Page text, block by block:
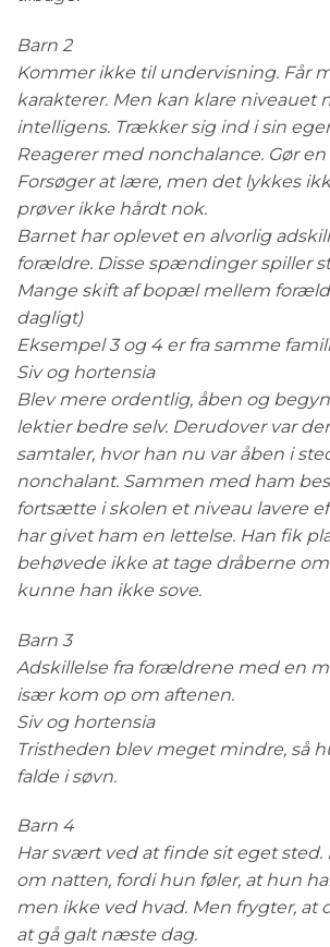
Barn 2
Kommer ikke til undervisning. Får
karakterer. Men kan klare niveauet
intelligens. Trækker sig ind i sin
Reagerer med nonchalance. Gør en
Forsøger at lære, men det lykkes
prøver ikke hårdt nok.
Barnet har oplevet en alvorlig
forældre. Disse spændinger spiller
Mange skift af bopæl mellem
dagligt)
Eksempel 3 og 4 er fra samme
Siv og hortensia
Blev mere ordentlig, åben og
lektier bedre selv. Derudover var
samtaler, hvor han nu var åben i
nonchalant. Sammen med ham
fortsætte i skolen et niveau lavere
har givet ham en lettelse. Han fik
behøvede ikke at tage dråberne om
kunne han ikke sove.
Barn 3
Adskillelse fra forældrene med en
især kom op om aftenen.
Siv og hortensia
Tristheden blev meget mindre, så
falde i søvn.
Barn 4
Har svært ved at finde sit eget sted.
om natten, fordi hun føler, at hun
men ikke ved hvad. Men frygter, at
at gå galt næste dag.